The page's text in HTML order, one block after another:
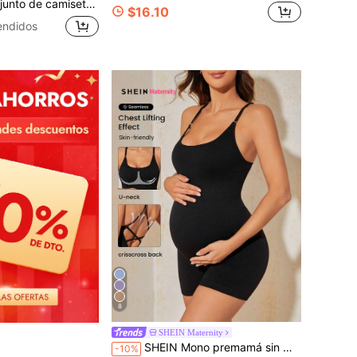
deportivos de unicolor con cuello redondo y corte para mujer embarazada, para verano
$16.10
8
SHEIN Maternity
-10% SHEIN Mono premamá sin mangas de unicolor de doble capa con tirantes finos tipo espagueti para el verano